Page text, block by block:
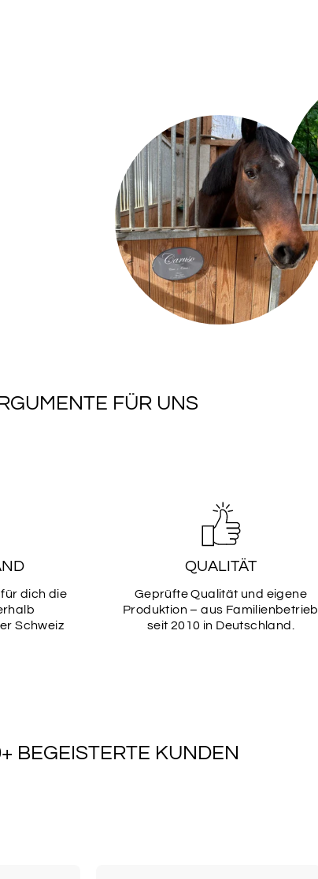
FÜR UNS
dich die
Schweiz
QUALITÄT
Geprüfte Qualität und eigene
Produktion – aus Familienbetrieb
seit 2010 in Deutschland.
BEGEISTERTE KUNDEN